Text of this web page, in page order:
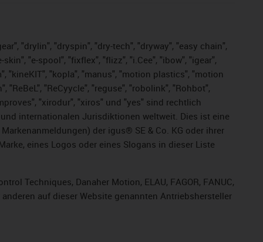
"drylin", "dryspin", "dry-tech", "dryway", "easy chain",
"e-spool", "fixflex", "flizz", "i.Cee", "ibow", "igear",
"kineKIT", "kopla", "manus", "motion plastics", "motion
"ReCyycle", "reguse", "robolink", "Rohbot",
"xirodur", "xiros" und "yes" sind rechtlich
internationalen Jurisdiktionen weltweit. Dies ist eine
der igus® SE & Co. KG oder ihrer
eines Logos oder eines Slogans in dieser Liste
Techniques, Danaher Motion, ELAU, FAGOR, FANUC,
anderen auf dieser Website genannten Antriebshersteller